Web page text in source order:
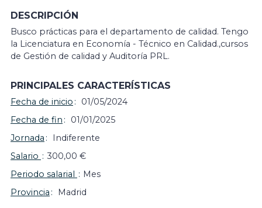
DESCRIPCIÓN
Busco prácticas para el departamento de calidad. Tengo
la Licenciatura en Economía - Técnico en Calidad.,cursos
de Gestión de calidad y Auditoría PRL.
PRINCIPALES CARACTERÍSTICAS
Fecha de inicio
01/05/2024
Fecha de fin
01/01/2025
Jornada
Indiferente
Salario
300,00 €
Periodo salarial
Mes
Provincia
Madrid